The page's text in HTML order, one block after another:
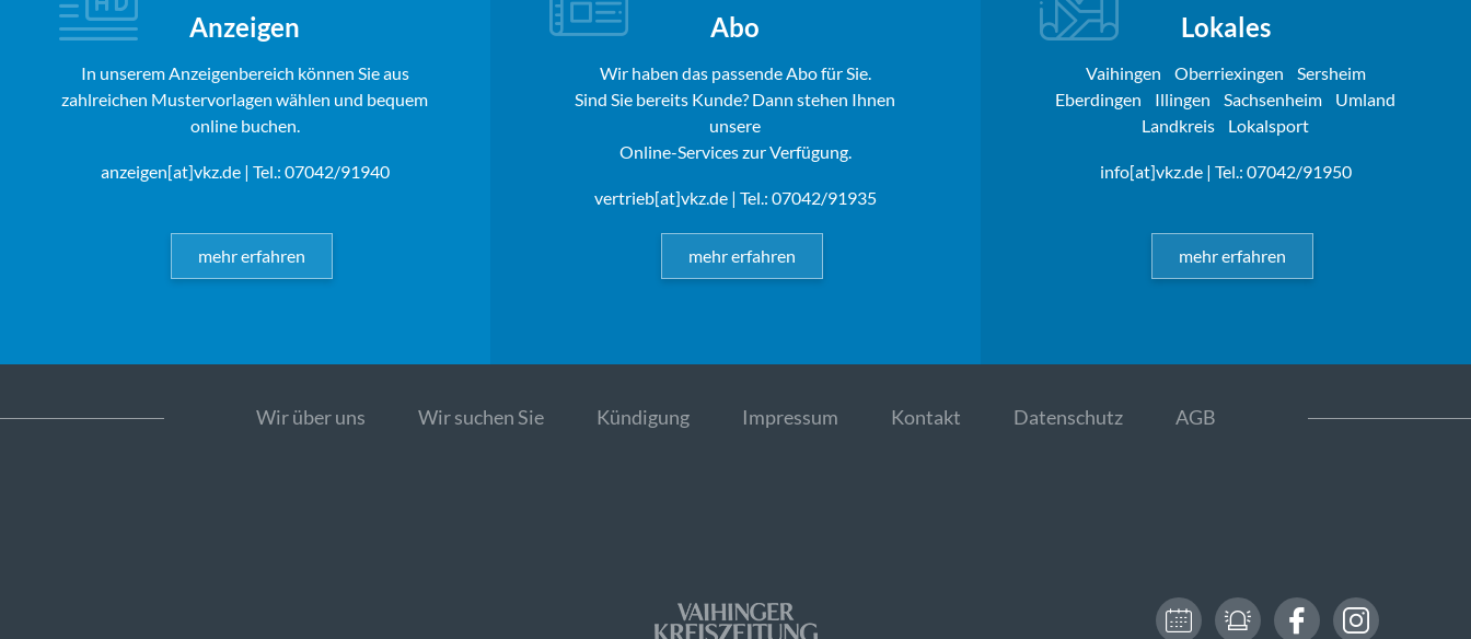
Anzeigen
In unserem Anzeigenbereich können Sie aus
zahlreichen Mustervorlagen wählen und bequem
online buchen.
anzeigen[at]vkz.de| Tel.: 07042/91940
mehr erfahren
Abo
Wir haben das passende Abo für Sie.
Sind Sie bereits Kunde? Dann stehen Ihnen
unsere
Online-Services zur Verfügung.
vertrieb[at]vkz.de| Tel.: 07042/91935
mehr erfahren
Lokales
Vaihingen Oberriexingen
Sersheim
Eberdingen
Illingen Sachsenheim
Umland
Landkreis
Lokalsport
info[at]vkz.de| Tel.: 07042/91950
mehr erfahren
Wir über uns Wir suchen Sie Kündigung Impressum Kontakt Datenschutz AGB